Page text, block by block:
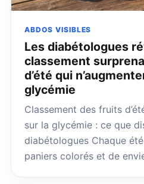
ABDOS VISIBLES
Les diabétologues
classement
d’été qui
glycémie
Classement des fruits
sur la glycémie : ce que
diabétologues Chaque
paniers colorés et de